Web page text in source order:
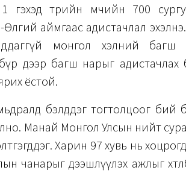
төрийн өмчийн 700
аймгаас адистачлал
монгол хэлний багш
дээр багш нарыг адистачлах
ёстой.
бэлддэг тогтолцоог бий
Манай Монгол Улсын нийт
Харин 97 хувь нь
чанарыг дээшлүүлэх ажлыг